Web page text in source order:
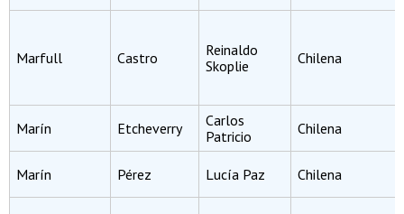
Marfull Castro
Reinaldo
Skoplie
Chilena
Marín Etcheverry
Carlos
Patricio
Chilena
Marín Pérez Lucía Paz Chilena